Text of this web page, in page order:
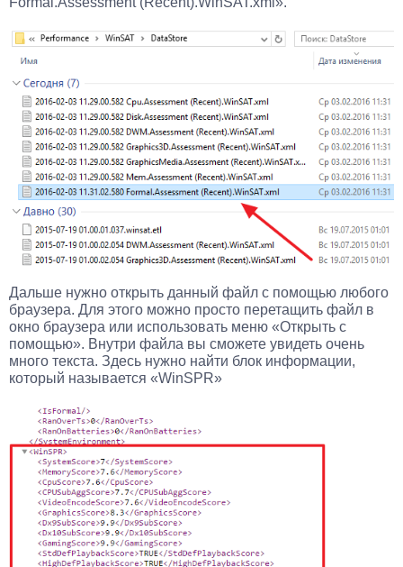
Дальше нужно открыть данный файл с помощью любого
браузера. Для этого можно просто перетащить файл в
окно браузера или использовать меню «Открыть с
помощью». Внутри файла вы сможете увидеть очень
много текста. Здесь нужно найти блок информации,
который называется «WinSPR»